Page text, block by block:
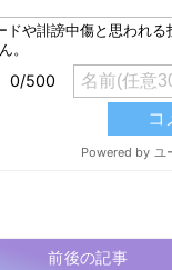
前後の記事